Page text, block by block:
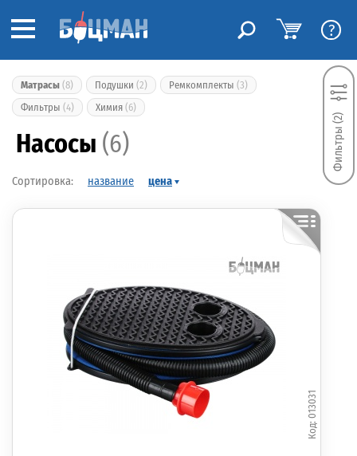
?
Матрасы (8) Подушки (2) Ремкомплекты (3)
Фильтры (4) Химия (6)
Насосы (6)
название цена
013031
Фильтры (2)